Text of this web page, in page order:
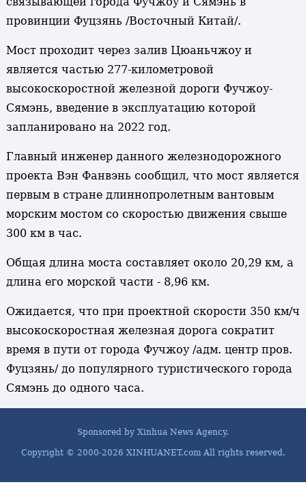
провинции Фуцзянь /Восточный Китай/.
Мост проходит через залив Цюаньчжоу и
является частью 277-километровой
высокоскоростной железной дороги Фучжоу-
Сямэнь, введение в эксплуатацию которой
запланировано на 2022 год.
Главный инженер данного железнодорожного
проекта Вэн Фанвэнь сообщил, что мост является
первым в стране длиннопролетным вантовым
морским мостом со скоростью движения свыше
300 км в час.
Общая длина моста составляет около 20,29 км, а
длина его морской части - 8,96 км.
Ожидается, что при проектной скорости 350 км/ч
высокоскоростная железная дорога сократит
время в пути от города Фучжоу /адм. центр пров.
Фуцзянь/ до популярного туристического города
Сямэнь до одного часа.
Sponsored by Xinhua News Agency.
Copyright © 2000-2026 XINHUANET.com All rights reserved.